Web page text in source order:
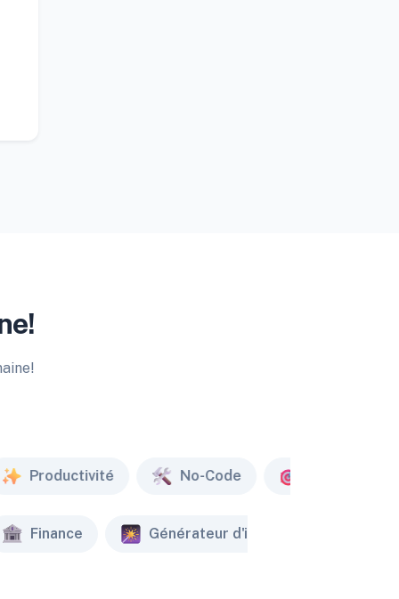
Productivité No-Code
Finance Générateur d'image